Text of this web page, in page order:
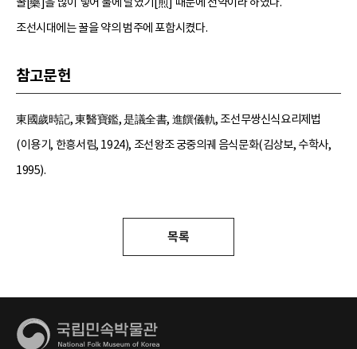
조선시대에는 꿀을 약의 범주에 포함시켰다.
참고문헌
東國歲時記, 東醫寶鑑, 是議全書, 進饌儀軌, 조선무쌍신식요리제법
(이용기, 한흥서림, 1924), 조선왕조 궁중의궤 음식문화(김상보, 수학사,
1995).
목록